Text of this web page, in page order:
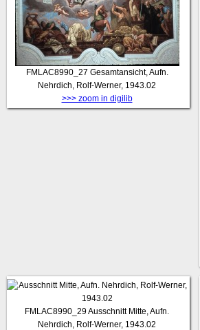
FMLAC8990_27 Gesamtansicht, Aufn.
Nehrdich, Rolf-Werner, 1943.02
>>> zoom in digilib
FMLAC8990_29Ausschnitt Mitte, Aufn.
Nehrdich, Rolf-Werner, 1943.02